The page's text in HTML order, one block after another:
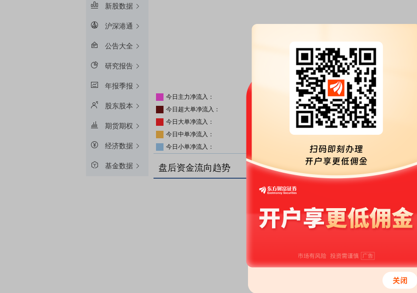
新股数据
沪深港通
公告大全
研究报告
年报季报
股东股本
期货期权
经济数据
基金数据
今日主力净流入：
主力净比：
今日超大单净流入：
超大单净比：
今日大单净流入：
大单净比：
今日中单净流入：
中单净比：
今日小单净流入：
盘后资金流向趋势 盘后资